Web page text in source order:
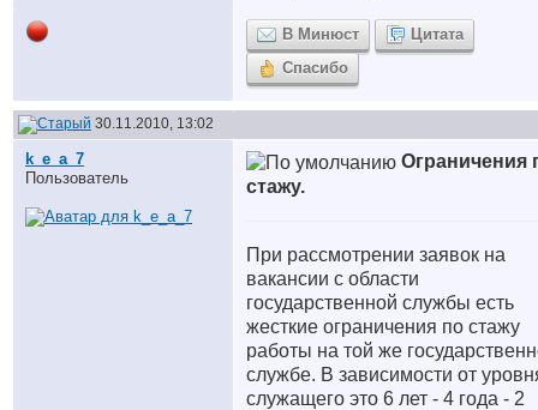
В Минюст
Цитата
Спасибо
30.11.2010, 13:02
k_e_a_7
Пользователь
Ограничения
стажу.
При рассмотрении заявок на
вакансии с области
государственной службы есть
жесткие ограничения по стажу
работы на той же
службе. В зависимости от
служащего это 6 лет - 4 года - 2